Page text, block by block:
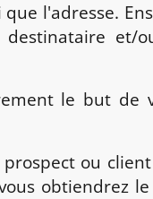
l'adresse.
et/
le but de
ou
obtiendrez le